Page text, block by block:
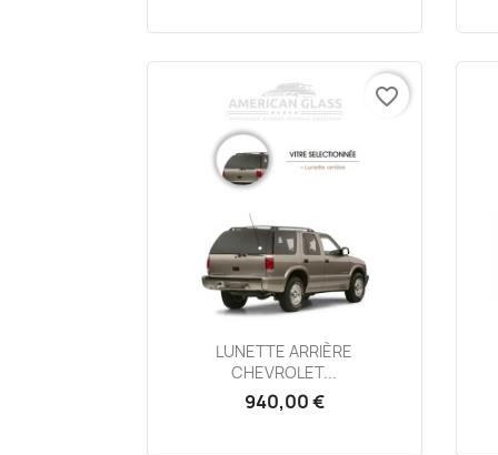
Aperçu rapide
LUNETTE ARRIÈRE
CHEVROLET...
940,00 €
favorite_border